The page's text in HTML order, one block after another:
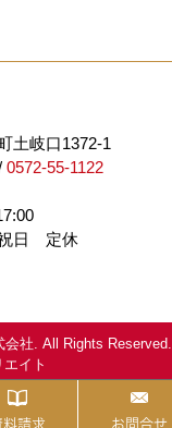
土岐口1372-1
0572-55-1122
祝日 定休
社. All Rights Reserved.
イト
料請求 お問合せ